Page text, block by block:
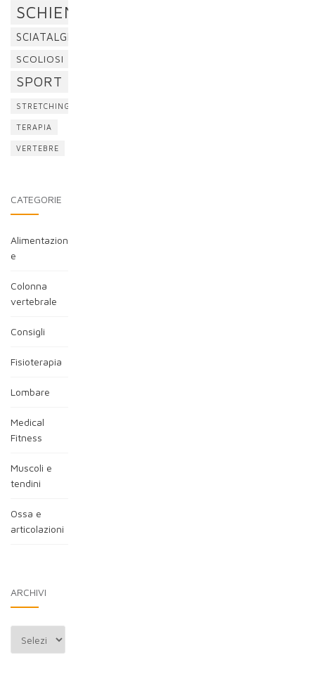
SCHIENA
SCIATALGIA
SCOLIOSI
SPORT
STRETCHING
TERAPIA
VERTEBRE
CATEGORIE
Alimentazion
e
Colonna
vertebrale
Consigli
Fisioterapia
Lombare
Medical
Fitness
Muscoli e
tendini
Ossa e
articolazioni
ARCHIVI
Archivi